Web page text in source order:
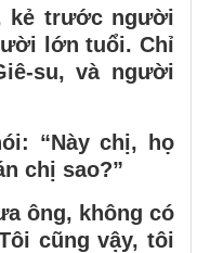
kẻ trước người
lớn tuổi. Chỉ
su, và người
“Này chị, họ
chị sao?”
ông, không có
cũng vậy, tôi